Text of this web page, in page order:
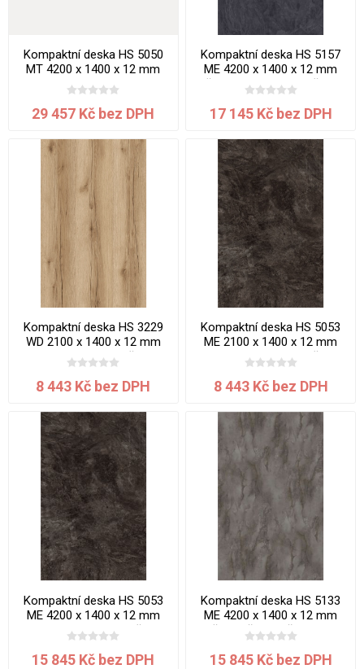
Kompaktní deska HS 5050
MT 4200 x 1400 x 12 mm
Bílá Platinum jádro bílé
29 457 Kč bez DPH
Kompaktní deska HS 5157
ME 4200 x 1400 x 12 mm
Břidlice Mosela jádro černé
17 145 Kč bez DPH
Kompaktní deska HS 3229
WD 2100 x 1400 x 12 mm
Dub Bedford jádro černé
8 443 Kč bez DPH
Kompaktní deska HS 5053
ME 2100 x 1400 x 12 mm
Mramor Karelia jádro černé
8 443 Kč bez DPH
Kompaktní deska HS 5053
ME 4200 x 1400 x 12 mm
Mramor Karelia jádro černé
15 845 Kč bez DPH
Kompaktní deska HS 5133
ME 4200 x 1400 x 12 mm
Břidlice šedohnědá jádro
černé
15 845 Kč bez DPH